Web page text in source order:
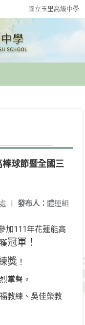
國立玉里高級中學
球節暨全國三
發布人： 體運組
|
加111年花蓮能高
冠軍！
獎 ！
掌聲。
教練、吳佳榮教